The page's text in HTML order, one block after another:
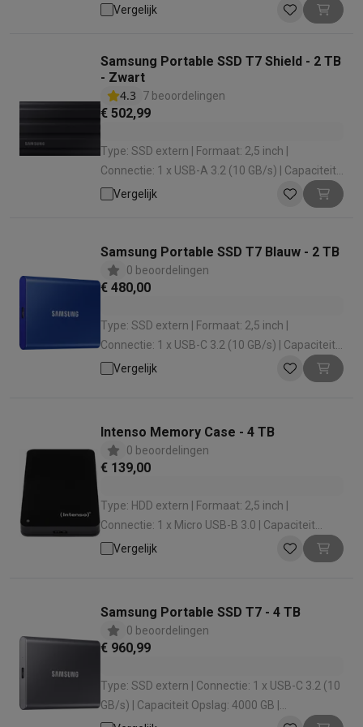
Opslag: 1000 GB | Leessnelheid: 1050 MB
Vergelijk
Samsung Portable SSD T7 Shield - 2 TB
- Zwart
4.3
7 beoordelingen
€ 502,99
Type: SSD extern | Formaat: 2,5 inch |
Connectie: 1 x USB-A 3.2 (10 GB/s) | Capaciteit
Opslag: 2000 GB | Leessnelheid: 1050 MB
Vergelijk
Samsung Portable SSD T7 Blauw - 2 TB
0 beoordelingen
€ 480,00
Type: SSD extern | Formaat: 2,5 inch |
Connectie: 1 x USB-C 3.2 (10 GB/s) | Capaciteit
Opslag: 2000 GB | Leessnelheid: 1050 MB
Vergelijk
Intenso Memory Case - 4 TB
0 beoordelingen
€ 139,00
Type: HDD extern | Formaat: 2,5 inch |
Connectie: 1 x Micro USB-B 3.0 | Capaciteit
Opslag: 4000 GB | Rotatiesnelheid: 5400 tpm
Vergelijk
Samsung Portable SSD T7 - 4 TB
0 beoordelingen
€ 960,99
Type: SSD extern | Connectie: 1 x USB-C 3.2 (10
GB/s) | Capaciteit Opslag: 4000 GB |
Leessnelheid: 1050 MB | Schrijfsnelheid: 1000